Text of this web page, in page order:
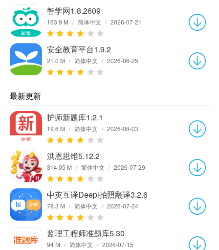
智学网1.8.2609
163.9 M / 简体中文 / 2026-07-21
安全教育平台1.9.2
21.0 M / 简体中文 / 2026-06-25
最新更新
护师新题库1.2.1
19.6 M / 简体中文 / 2026-08-03
洪恩思维5.12.2
314.05 M / 简体中文 / 2026-07-29
中英互译Deepl拍照翻译3.2.6
78.3 M / 简体中文 / 2026-07-24
监理工程师准题库5.30
94 M / 简体中文 / 2026-07-15